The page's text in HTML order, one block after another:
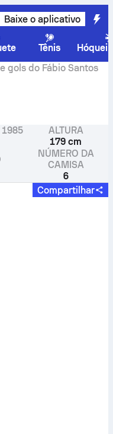
Baixe o aplicativo
Tênis
Hóquei
gols do Fábio Santos
1985
ALTURA
179 cm
NÚMERO DA
CAMISA
6
Compartilhar